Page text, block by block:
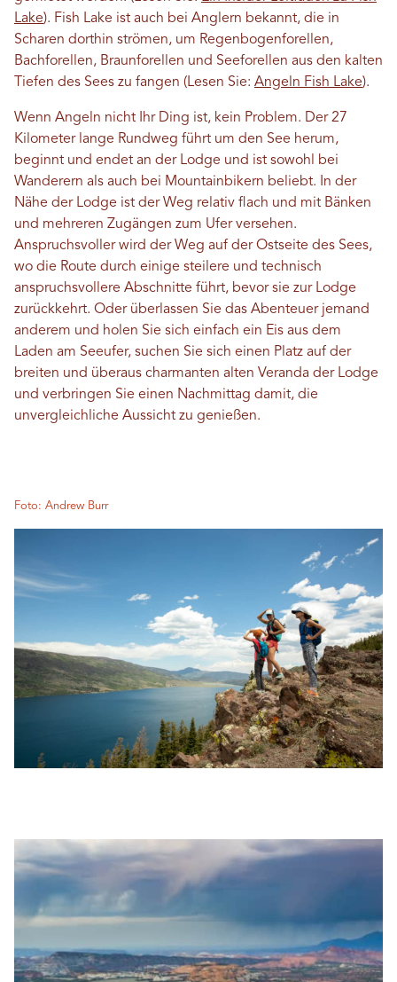
Lake). Fish Lake ist auch bei Anglern bekannt, die in
Scharen dorthin strömen, um Regenbogenforellen,
Bachforellen, Braunforellen und Seeforellen aus den kalten
Tiefen des Sees zu fangen (Lesen Sie: Angeln Fish Lake).
Wenn Angeln nicht Ihr Ding ist, kein Problem. Der 27
Kilometer lange Rundweg führt um den See herum,
beginnt und endet an der Lodge und ist sowohl bei
Wanderern als auch bei Mountainbikern beliebt. In der
Nähe der Lodge ist der Weg relativ flach und mit Bänken
und mehreren Zugängen zum Ufer versehen.
Anspruchsvoller wird der Weg auf der Ostseite des Sees,
wo die Route durch einige steilere und technisch
anspruchsvollere Abschnitte führt, bevor sie zur Lodge
zurückkehrt. Oder überlassen Sie das Abenteuer jemand
anderem und holen Sie sich einfach ein Eis aus dem
Laden am Seeufer, suchen Sie sich einen Platz auf der
breiten und überaus charmanten alten Veranda der Lodge
und verbringen Sie einen Nachmittag damit, die
unvergleichliche Aussicht zu genießen.
Foto: Andrew Burr